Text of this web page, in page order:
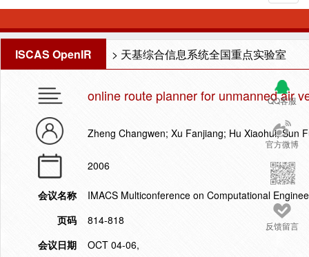
ISCAS OpenIR > 天基综合信息系统全国重点实验室
QQ客服
官方微博
反馈留言
online route planner for unmanned air
Zheng Changwen; Xu Fanjiang; Hu Xiaohui; Sun
2006
会议名称
IMACS Multiconference on Computational
页码
814-818
会议日期
OCT 04-06,